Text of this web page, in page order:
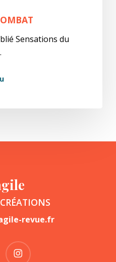
Sensations du
revue.fr
instagram